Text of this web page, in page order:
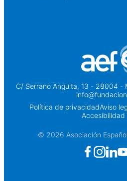
C/ Serrano Anguita, 13 - 28004 -
Política de privacidadAviso
Accesibilidad
© 2026 Asociación